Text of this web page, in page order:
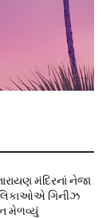
મંદિરનાં નેજા
ગિનીઝ
મેળવ્યું